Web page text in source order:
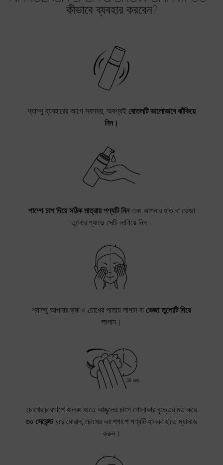
কীভাবে ব্যবহার করবেন?
শ্যাম্পু ব্যবহারের আগে সবসময়, অবশ্যই বোতলটি ভালোভাবে ঝাঁকিয়ে
নিন।
পাম্পে চাপ দিয়ে সঠিক মাত্রায় পণ্যটি নিনএবং আপনার হাত বা ভেজা
তুলোর প্যাডে সেটি লাগিয়ে নিন।
শ্যাম্পু আপনার ভ্রু ও চোখের পাতায় লাগান বা ভেজা তুলোটি দিয়ে
লাগান।
চোখের চারপাশে হালকা হাতে আঙুলের চাপে গোলাকার বৃত্তের মত করে
৩০ সেকেন্ড ধরে ঘোরান, চোখের আশেপাশে পণ্যটি হালকা হাতে ম্যাসাজ
করুন।